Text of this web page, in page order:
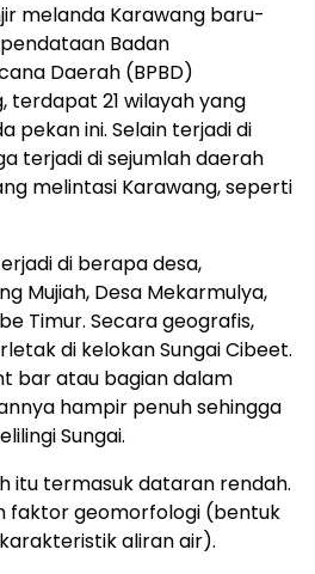
melanda Karawang baru-
Badan
Daerah (BPBD)
terdapat 21 wilayah yang
pekan ini. Selain terjadi di
terjadi di sejumlah daerah
melintasi Karawang, seperti
di berapa desa,
Mujiah, Desa Mekarmulya,
Timur. Secara geografis,
di kelokan Sungai Cibeet.
bar atau bagian dalam
hampir penuh sehingga
Sungai.
itu termasuk dataran rendah.
faktor geomorfologi (bentuk
aliran air).